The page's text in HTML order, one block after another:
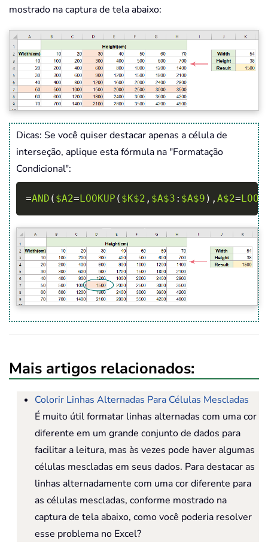
mostrado na captura de tela abaixo:
Dicas: Se você quiser destacar apenas a célula de
interseção, aplique esta fórmula na "Formatação
Condicional":
=AND ( $A2= LOOKUP ( $K$2 , $A$3 : $A$9 ) , A$2=
Copy
Mais artigos relacionados:
Colorir Linhas Alternadas Para Células Mescladas
É muito útil formatar linhas alternadas com uma cor
diferente em um grande conjunto de dados para
facilitar a leitura, mas às vezes pode haver algumas
células mescladas em seus dados. Para destacar as
linhas alternadamente com uma cor diferente para
as células mescladas, conforme mostrado na
captura de tela abaixo, como você poderia resolver
esse problema no Excel?